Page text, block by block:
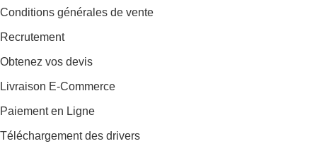
Conditions générales de vente
Recrutement
Obtenez vos devis
Livraison E-Commerce
Paiement en Ligne
Téléchargement des drivers